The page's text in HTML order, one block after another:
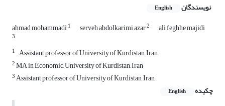
نویسندگان English
ahmad mohammadi1 serveh abdolkarimi azar2 ali feghhe majidi
3
1 . Assistant professor of University of Kurdistan, Iran
2MA in Economic, University of Kurdistan, Iran
3Assistant professor of University of Kurdistan, Iran
چکیده
English